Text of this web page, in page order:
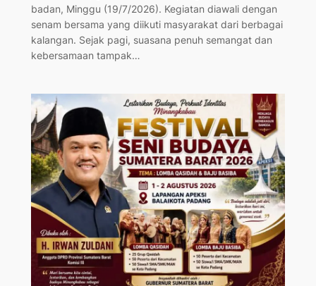
badan, Minggu (19/7/2026). Kegiatan diawali dengan
senam bersama yang diikuti masyarakat dari berbagai
kalangan. Sejak pagi, suasana penuh semangat dan
kebersamaan tampak…